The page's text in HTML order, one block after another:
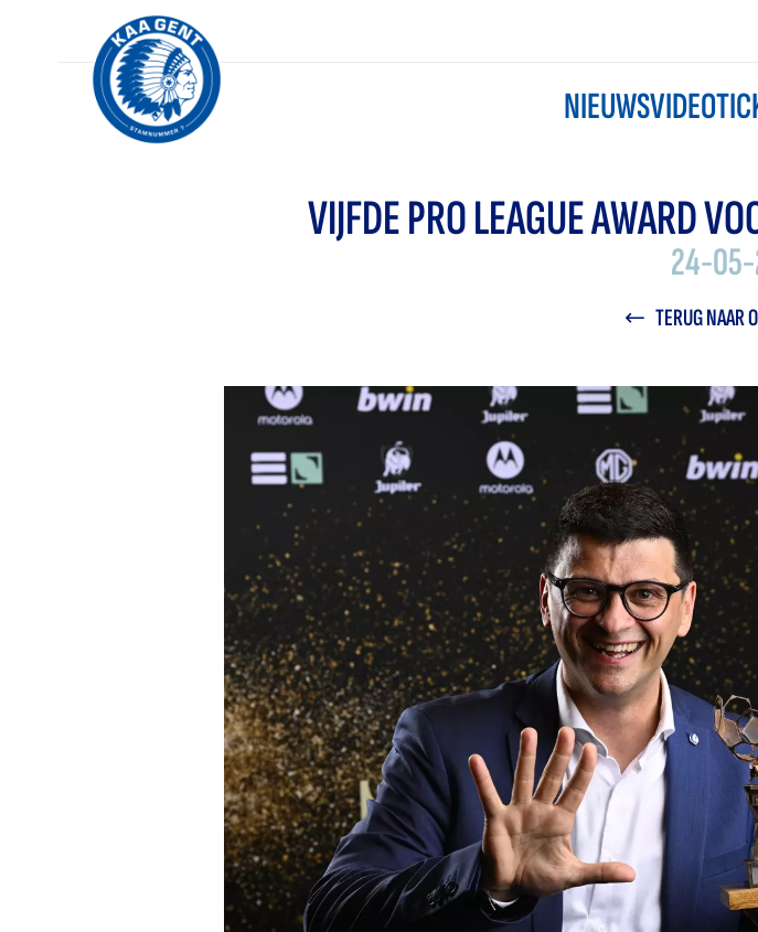
NIEUWSVIDEO
VIJFDE PRO LEAGUE AWARD
24-
TERUG NAAR